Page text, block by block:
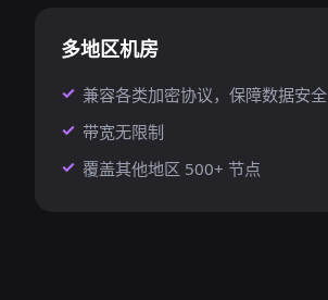
多地区机房
兼容各类加密协议，保障数据安全
带宽无限制
覆盖其他地区 500+ 节点